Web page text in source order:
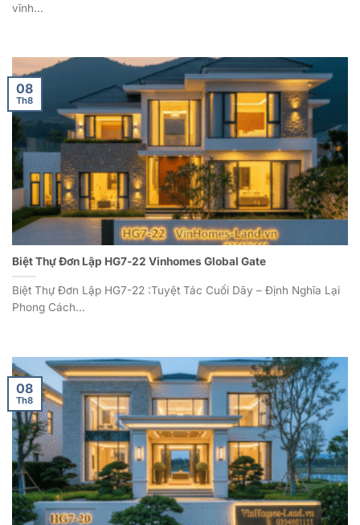
vĩnh...
Biệt Thự Đơn Lập HG7-22 Vinhomes Global Gate
Biệt Thự Đơn Lập HG7-22 :Tuyệt Tác Cuối Dãy – Định Nghĩa Lại
Phong Cách...
08
Th8
08
Th8